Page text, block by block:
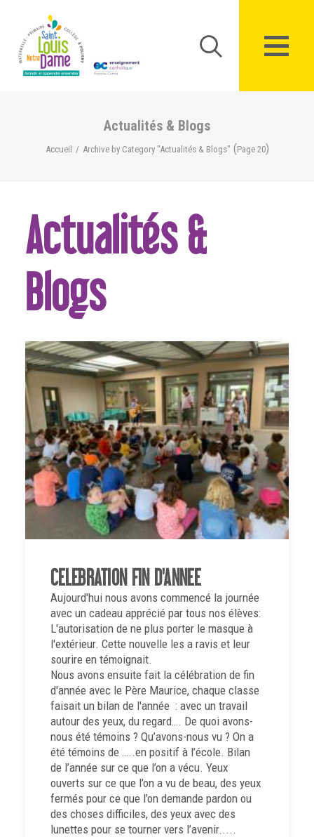
Actualités & Blogs
Accueil Archive by Category "Actualités & Blogs" (Page 20)
Actualités &
Blogs
CELEBRATION FIN D'ANNEE
Aujourd'hui nous avons commencé la journée
avec un cadeau apprécié par tous nos élèves:
L'autorisation de ne plus porter le masque à
l'extérieur. Cette nouvelle les a ravis et leur
sourire en témoignait.
Nous avons ensuite fait la célébration de fin
d'année avec le Père Maurice, chaque classe
faisait un bilan de l'année : avec un travail
autour des yeux, du regard…. De quoi avons-
nous été témoins ? Qu’avons-nous vu ? On a
été témoins de …..en positif à l’école. Bilan
de l’année sur ce que l’on a vécu. Yeux
ouverts sur ce que l’on a vu de beau, des yeux
fermés pour ce que l’on demande pardon ou
des choses difficiles, des yeux avec des
lunettes pour se tourner vers l’avenir.....